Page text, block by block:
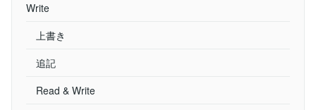
Write
上書き
追記
Read & Write